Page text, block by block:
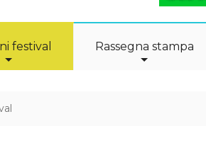
festival Rassegna stampa